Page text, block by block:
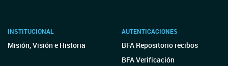
INSTITUCIONAL
Misión, Visión e Historia
AUTENTICACIONES
BFA Repositorio recibos
BFA Verificación